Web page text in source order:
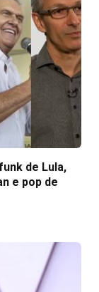
de Lula,
e pop de